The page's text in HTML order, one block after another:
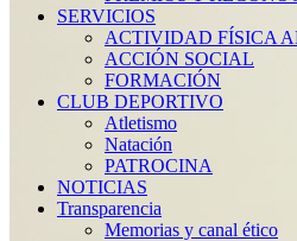
SERVICIOS
ACTIVIDAD FÍSICA
ACCIÓN SOCIAL
FORMACIÓN
CLUB DEPORTIVO
Atletismo
Natación
PATROCINA
NOTICIAS
Transparencia
Memorias y canal ético